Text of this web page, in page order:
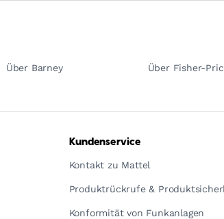
Über Barney Über Fisher-
Kundenservice
Kontakt zu Mattel
Produktrückrufe &
Konformität von Funkanlagen